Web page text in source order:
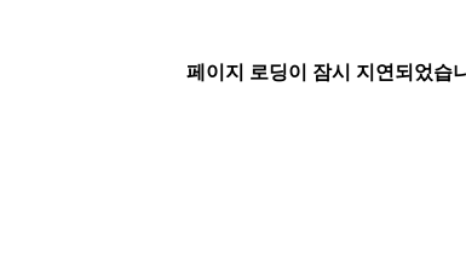
페이지 로딩이 잠시 지연되었습